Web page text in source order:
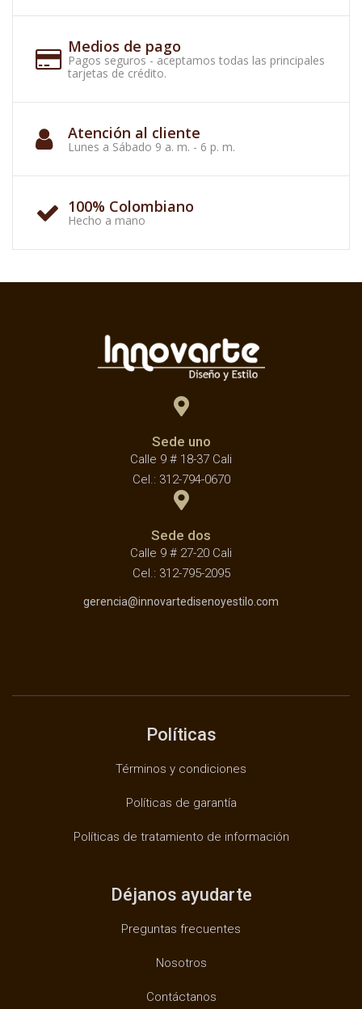
Medios de pago
Pagos seguros - aceptamos todas las principales
tarjetas de crédito.
Atención al cliente
Lunes a Sábado 9 a. m. - 6 p. m.
100% Colombiano
Hecho a mano
Sede uno
Calle 9 # 18-37 Cali
Cel.: 312-794-0670
Sede dos
Calle 9 # 27-20 Cali
Cel.: 312-795-2095
gerencia@innovartedisenoyestilo.com
Políticas
Términos y condiciones
Políticas de garantía
Políticas de tratamiento de información
Déjanos ayudarte
Preguntas frecuentes
Nosotros
Contáctanos